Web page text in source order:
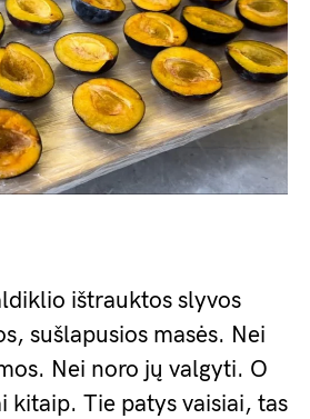
ištrauktos slyvos
sušlapusios masės. Nei
Nei noro jų valgyti. O
kitaip. Tie patys vaisiai, tas